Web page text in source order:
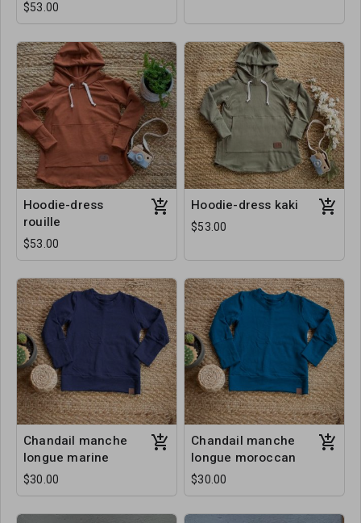
$53.00
Hoodie-dress
rouille
$53.00
Hoodie-dress kaki
$53.00
Chandail manche
longue marine
$30.00
Chandail manche
longue moroccan
$30.00